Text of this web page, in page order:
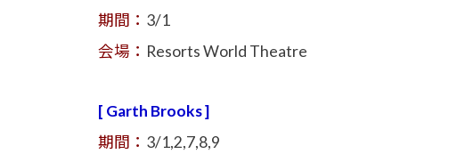
期間： 3/1
会場： Resorts World Theatre
[ Garth Brooks ]
期間： 3/1,2,7,8,9